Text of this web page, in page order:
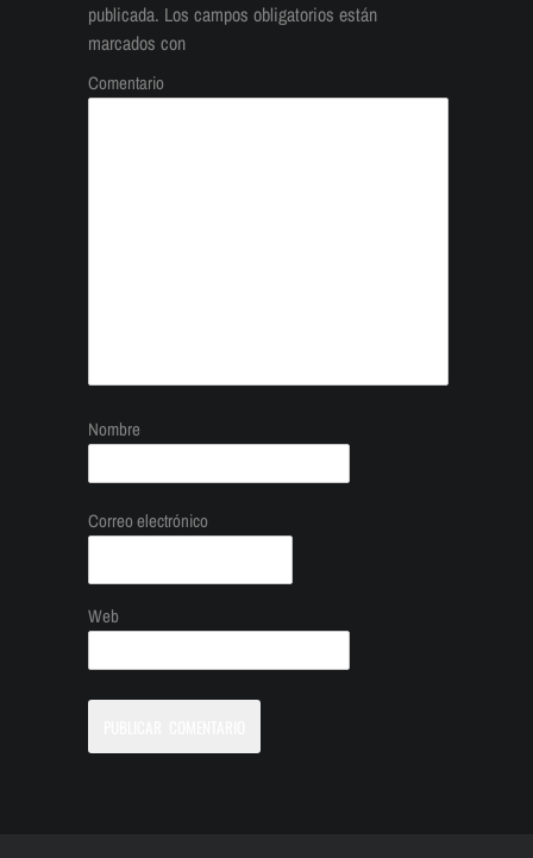
publicada. Los campos obligatorios están
marcados con
Comentario
Nombre
Correo electrónico
Web